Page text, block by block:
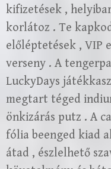
kifizetések ,
korlátoz . Te
előléptetések , VIP
verseny . A
LuckyDays
megtart téged
önkizárás putz . A
fólia beenged kiad
átad , észlelhető